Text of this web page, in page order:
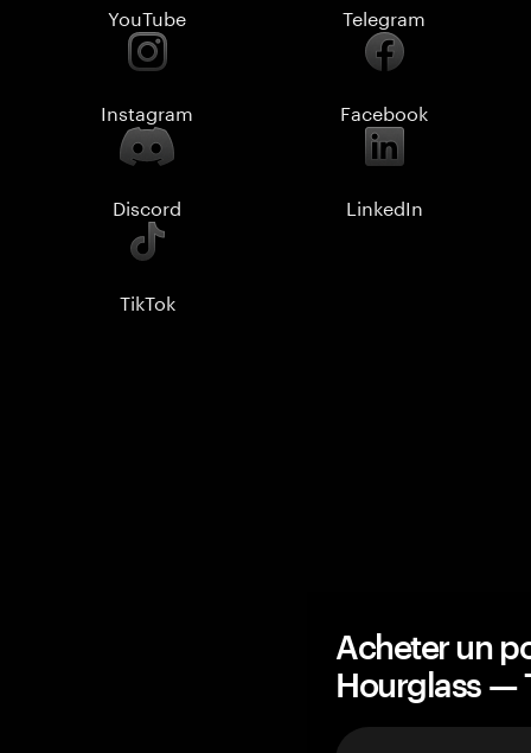
YouTube Telegram
Instagram Facebook
Discord LinkedIn
TikTok
Acheter un
Hourglass —